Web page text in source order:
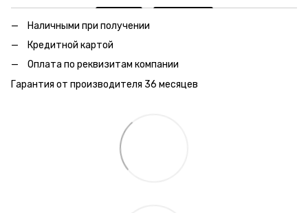
Наличными при получении
Кредитной картой
Оплата по реквизитам компании
Гарантия от производителя 36 месяцев